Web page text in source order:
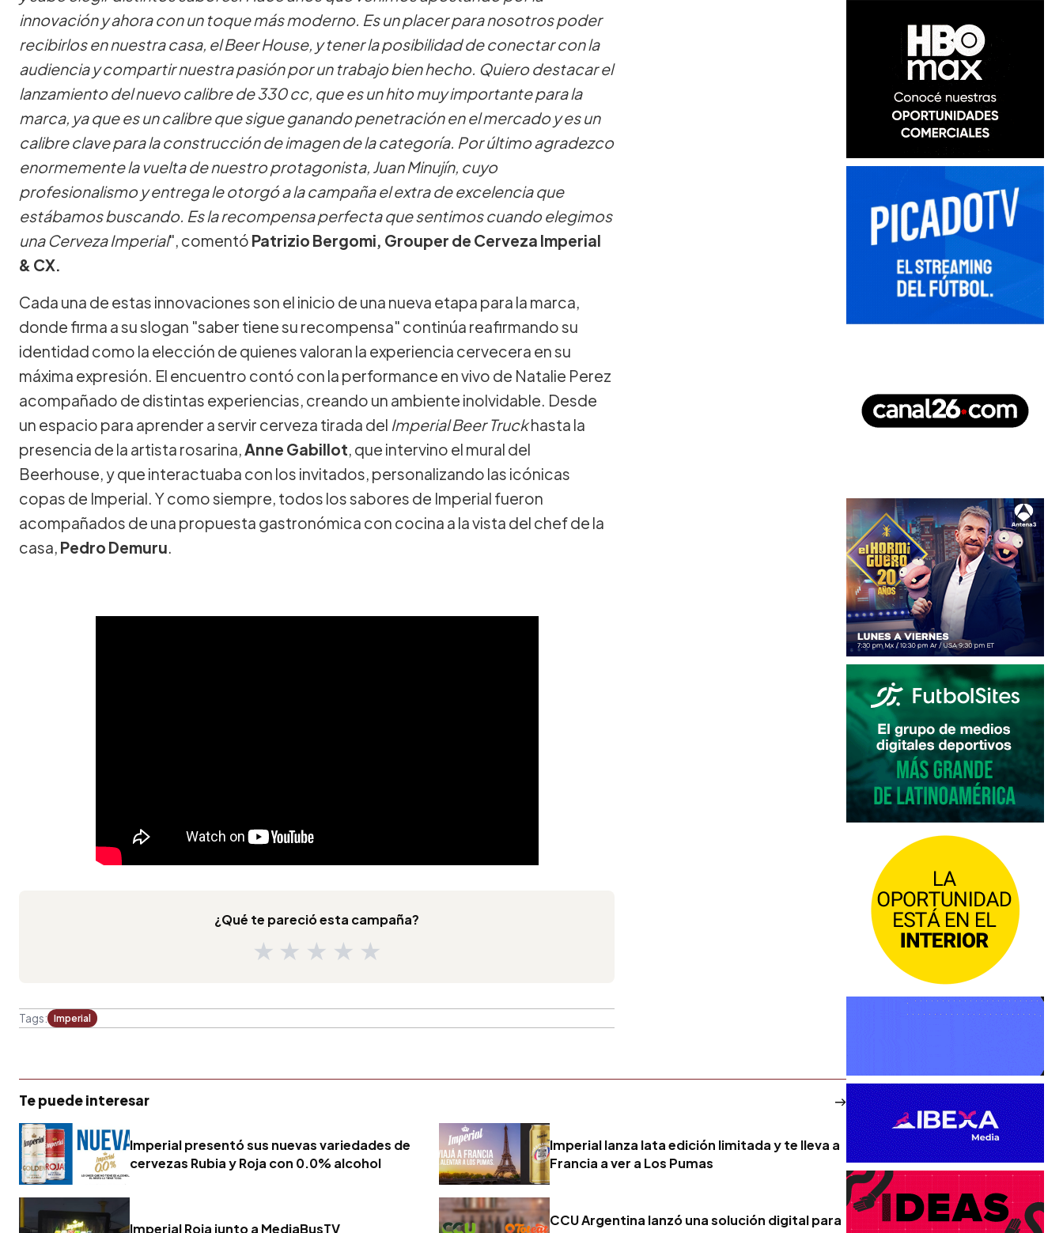
innovación y ahora con un toque más moderno. Es un placer para nosotros poder
recibirlos en nuestra casa, el Beer House, y tener la posibilidad de conectar con la
audiencia y compartir nuestra pasión por un trabajo bien hecho. Quiero destacar el
lanzamiento del nuevo calibre de 330 cc, que es un hito muy importante para la
marca, ya que es un calibre que sigue ganando penetración en el mercado y es un
calibre clave para la construcción de imagen de la categoría. Por último agradezco
enormemente la vuelta de nuestro protagonista, Juan Minujín, cuyo
profesionalismo y entrega le otorgó a la campaña el extra de excelencia que
estábamos buscando. Es la recompensa perfecta que sentimos cuando elegimos
una Cerveza Imperial", comentó Patrizio Bergomi, Grouper de Cerveza Imperial
& CX.
Cada una de estas innovaciones son el inicio de una nueva etapa para la marca,
donde firma a su slogan "saber tiene su recompensa" continúa reafirmando su
identidad como la elección de quienes valoran la experiencia cervecera en su
máxima expresión. El encuentro contó con la performance en vivo de Natalie Perez
acompañado de distintas experiencias, creando un ambiente inolvidable. Desde
un espacio para aprender a servir cerveza tirada del Imperial Beer Truckhasta la
presencia de la artista rosarina, Anne Gabillot, que intervino el mural del
Beerhouse, y que interactuaba con los invitados, personalizando las icónicas
copas de Imperial. Y como siempre, todos los sabores de Imperial fueron
acompañados de una propuesta gastronómica con cocina a la vista del chef de la
casa, Pedro Demuru.
¿Qué te pareció esta campaña?
★ ★ ★ ★ ★
Tags: Imperial
Te puede interesar
Imperial presentó sus nuevas variedades de
cervezas Rubia y Roja con 0.0% alcohol
Imperial lanza lata edición limitada y te lleva a
Francia a ver a Los Pumas
Imperial Roja junto a MediaBusTV
CCU Argentina lanzó una solución digital para